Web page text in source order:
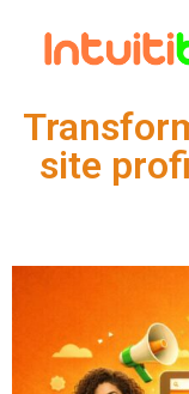
site